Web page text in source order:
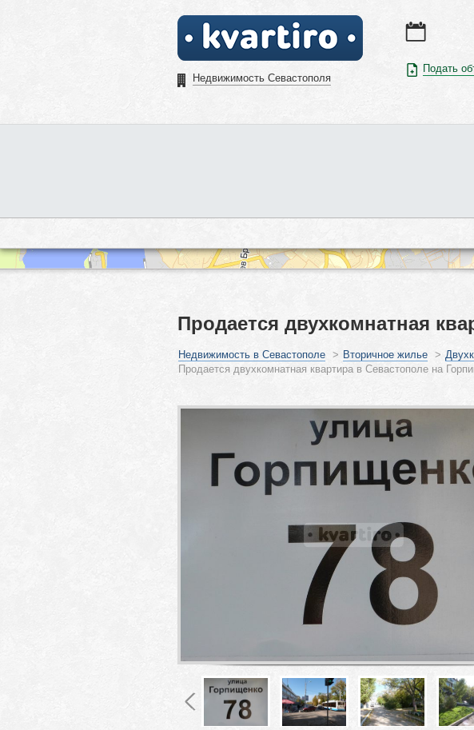
Недвижимость Севастополя
Подать
Продается двухкомнатная
Недвижимость в Севастополе > Вторичное жилье >
Продается двухкомнатная квартира в Севастополе на